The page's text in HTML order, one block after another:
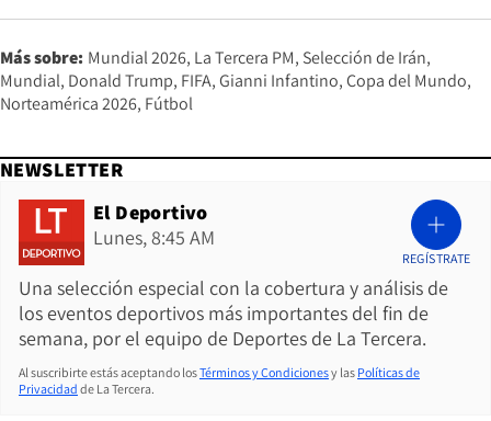
Más sobre: Mundial 2026 La Tercera PM Selección de Irán
Mundial Donald Trump FIFA Gianni Infantino Copa del Mundo
Norteamérica 2026 Fútbol
NEWSLETTER
El Deportivo
Lunes, 8:45 AM
Una selección especial con la cobertura y análisis de
los eventos deportivos más importantes del fin de
semana, por el equipo de Deportes de La Tercera.
REGÍSTRATE
Al suscribirte estás aceptando losTérminos y Condicionesy las Políticas de
Privacidad de La Tercera.